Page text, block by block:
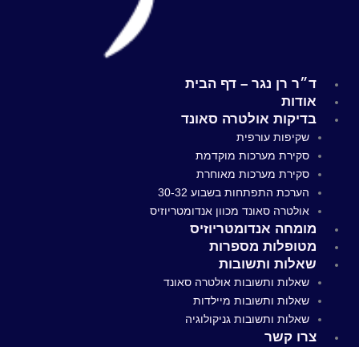
ד״ר רן נגר – דף הבית
אודות
בדיקות אולטרה סאונד
שקיפות עורפית
סקירת מערכות מוקדמת
סקירת מערכות מאוחרת
הערכת התפתחות בשבוע 30-32
אולטרה סאונד מכוון אנדומטריוזיס
מומחה אנדומטריוזיס
מטופלות מספרות
שאלות ותשובות
שאלות ותשובות אולטרה סאונד
שאלות ותשובות מיילדות
שאלות ותשובות גניקולוגיה
צרו קשר